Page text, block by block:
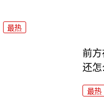
最热
前方
还怎
最热